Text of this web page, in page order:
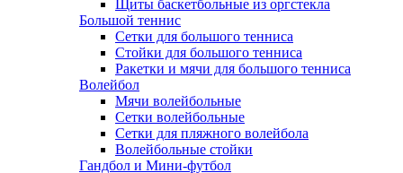
Щиты баскетбольные из оргстекла
Большой теннис
Сетки для большого тенниса
Стойки для большого тенниса
Ракетки и мячи для большого тенниса
Волейбол
Мячи волейбольные
Сетки волейбольные
Сетки для пляжного волейбола
Волейбольные стойки
Гандбол и Мини-футбол